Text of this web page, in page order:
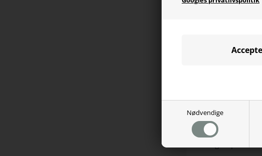
Nødvendige
Ryglæn:
Tilt funktion: Ja
Gaspatron:
Medfølgende